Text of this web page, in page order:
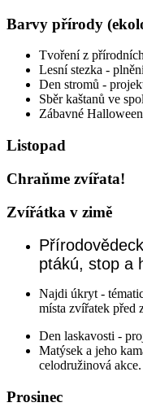
Barvy přírody
Tvoření z
Lesní stezka -
Den stromů -
Sběr kaštanů ve
Zábavné
Listopad
Chraňme zvířata!
Zvířátka v zimě
ptákú, stop a
Najdi úkryt -
místa zvířatek před
Den laskavosti -
Matýsek a jeho
celodružinová akce.
Prosinec